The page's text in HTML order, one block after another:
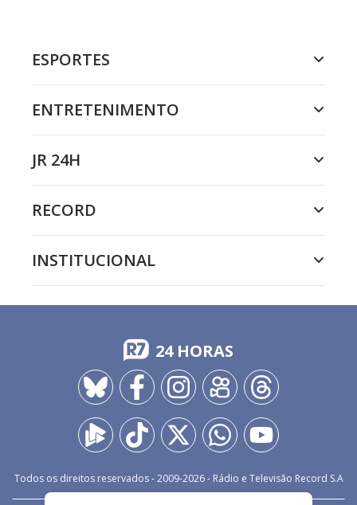
ESPORTES
ENTRETENIMENTO
JR 24H
RECORD
INSTITUCIONAL
24 HORAS
Todos os direitos reservados - 2009-2026- Rádio e Televisão Record S.A